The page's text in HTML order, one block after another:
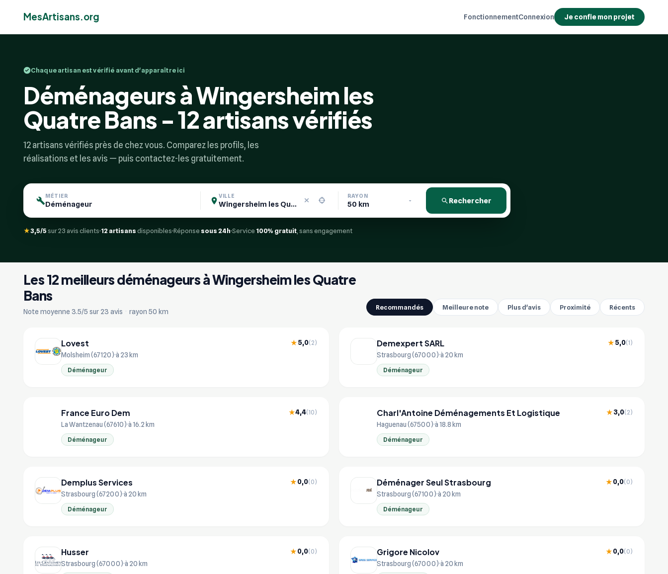
MesArtisans.org FonctionnementConnexion Je confie mon projet
Chaque artisan est vérifié avant d'apparaître ici
Déménageurs à Wingersheim les
Quatre Bans - 12 artisans vérifiés
12 artisans vérifiés près de chez vous. Comparez les profils, les
réalisations et les avis — puis contactez-les gratuitement.
MÉTIER VILLE RAYON
Rechercher
★3,5/5sur 23 avis clients 12 artisansdisponibles Réponse sous 24h Service 100% gratuit , sans engagement
Les 12 meilleurs déménageurs à Wingersheim les Quatre
Bans
Note moyenne 3.5/5 sur 23 avis · rayon 50 km
Recommandés Meilleure note Plus d'avis Proximité Récents
Lovest ★5,0(2)
Molsheim (67120) à 23 km
Déménageur
Demexpert SARL ★5,0(1)
Strasbourg (67000) à 20 km
Déménageur
France Euro Dem ★4,4(10)
La Wantzenau (67610) à 16.2 km
Déménageur
Charl'Antoine Déménagements Et Logistique ★3,0(2)
Haguenau (67500) à 18.8 km
Déménageur
Demplus Services ★0,0(0)
Strasbourg (67200) à 20 km
Déménageur
Déménager Seul Strasbourg ★0,0(0)
Strasbourg (67100) à 20 km
Déménageur
Husser ★0,0(0)
Strasbourg (67000) à 20 km
Grigore Nicolov ★0,0(0)
Strasbourg (67000) à 20 km